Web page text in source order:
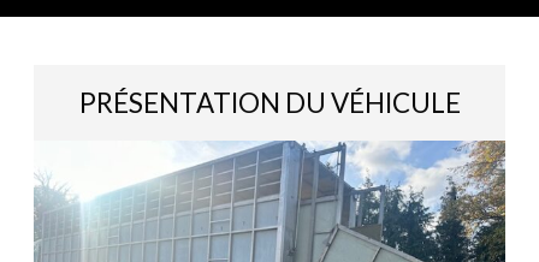
PRÉSENTATION DU VÉHICULE